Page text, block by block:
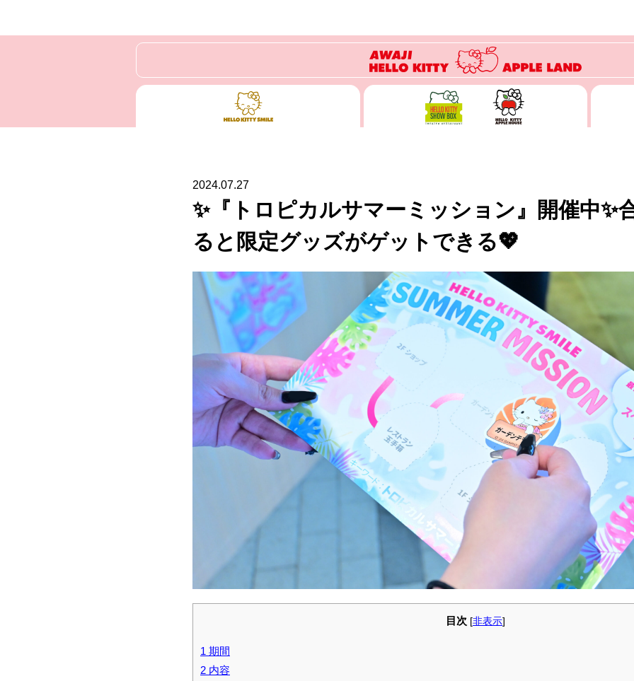
2024.07.27
✨『トロピカルサマーミッション』開催中✨
ると限定グッズがゲットできる💖
目次 [非表示]
1 期間
2 内容